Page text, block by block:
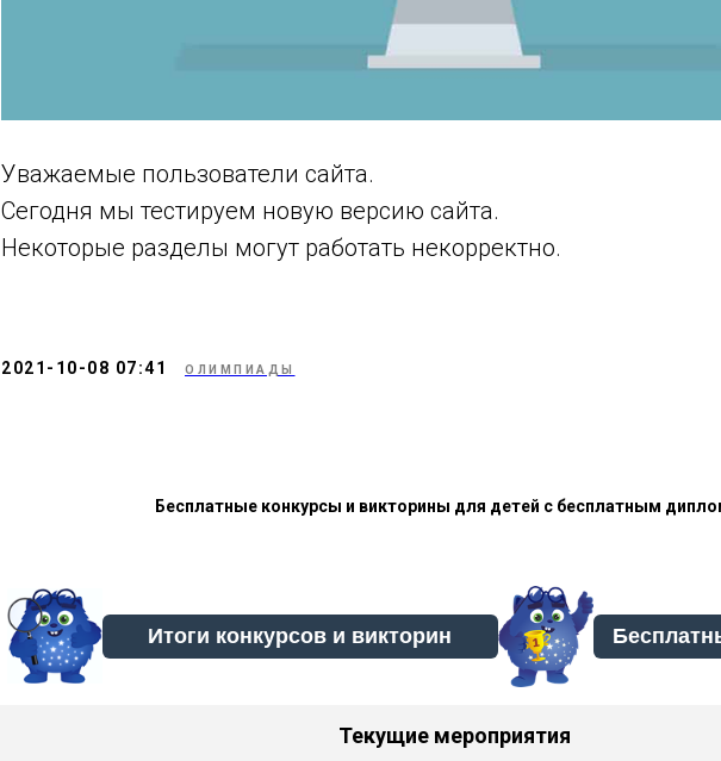
Уважаемые пользователи сайта.
Сегодня мы тестируем новую версию сайта.
Некоторые разделы могут работать некорректно.
2021-10-08 07:41 ОЛИМПИАДЫ
Бесплатные конкурсы и викторины для детей с бесплатным
Текущие мероприятия